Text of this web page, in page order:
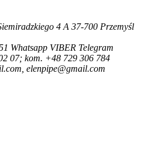
4 A 37-700 Przemyśl
Whatsapp VIBER Telegram
07; kom. +48 729 306 784
elenpipe@gmail.com